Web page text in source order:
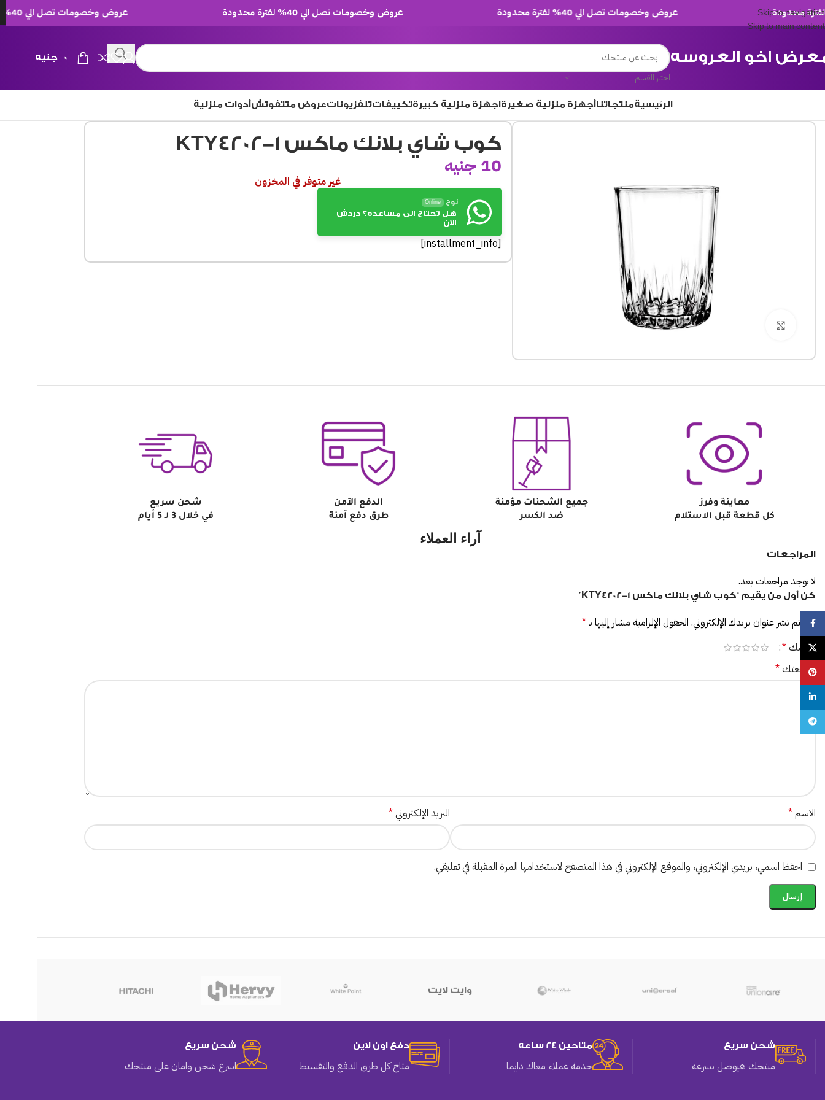
Skip to navigation
Skip to main content
عروض وخصومات تصل الي 40% لفترة محدودة عروض وخصومات تصل الي 40% لفترة محدودة عروض وخصومات تصل الي 40% لفترة محدودة
اخو العروسه
اختار القسم
0 جنيه
الرئيسيةمنتجاتناأجهزة منزلية صغيرةاجهزة منزلية كبيرةتكييفاتتلفزيوناتعروض متتفوتشأدوات منزلية
Click to enlarge
كوب شاي بلانك ماكس KTY4202-1
10جنيه
غير متوفر في المخزون
نوح Online
هل تحتاج الى مساعده؟ دردش
الان
[installment_info]
معاينة وفرز
كل قطعة قبل الاستلام
جميع الشحنات مؤمنة
ضد الكسر
الدفع الآمن
طرق دفع آمنة
شحن سريع
في خلال 3 لـ 5 أيام
آراء العملاء
المراجعات
لا توجد مراجعات بعد.
كن أول من يقيم “كوب شاي بلانك ماكس KTY4202-1”
لن يتم نشر عنوان بريدك الإلكتروني. الحقول الإلزامية مشار إليها بـ*
تقييمك*
مراجعتك*
الاسم* البريد الإلكتروني*
احفظ اسمي، بريدي الإلكتروني، والموقع الإلكتروني في هذا المتصفح لاستخدامها المرة المقبلة في تعليقي.
وايت لايت
شحن سريع
منتجك هيوصل بسرعه
متاحين 24 ساعه
خدمة عملاء معاك دايما
دفع اون لاين
متاح كل طرق الدفع والتقسيط
شحن سريع
اسرع شحن وامان على منتجك
Facebook
X
Pinterest